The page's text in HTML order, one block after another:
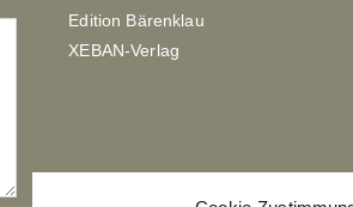
Edition Bärenklau
XEBAN-Verlag